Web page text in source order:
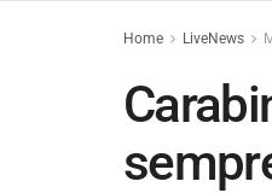
Home LiveNews